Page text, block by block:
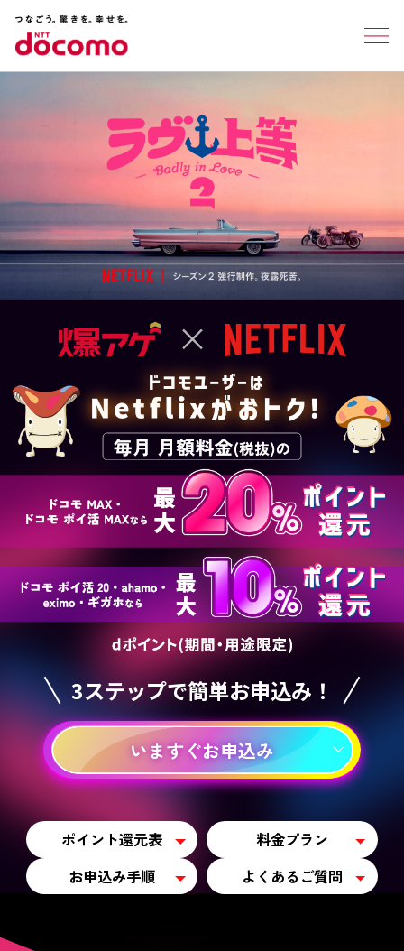
3ステップで簡単お申込み！
いますぐお申込み
ポイント還元表
料金プラン
お申込み手順
よくあるご質問